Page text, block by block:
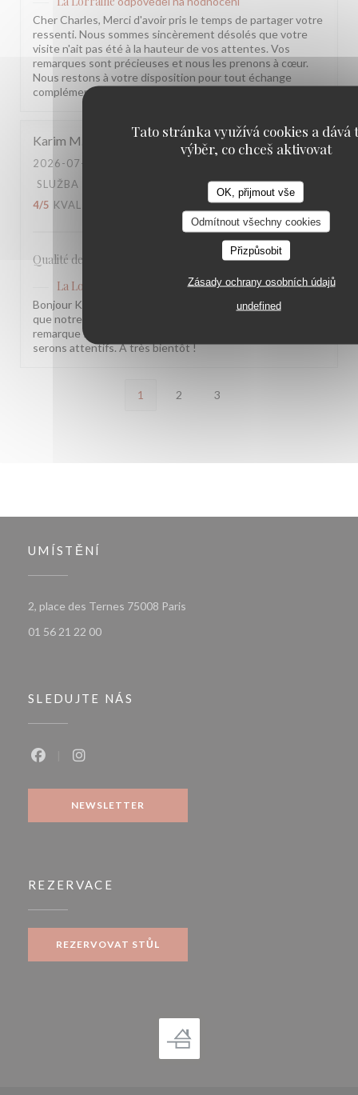
Tato stránka využívá cookies a dává
výběr, co chceš aktivovat
OK, přijmout vše
Odmítnout všechny cookies
Přizpůsobit
Zásady ochrany osobních údajů
undefined
Cher Charles, Merci d'avoir pris le temps de partager votre
ressenti. Nous sommes sincèrement désolés que votre
visite n'ait pas été à la hauteur de vos attentes. Vos
remarques sont précieuses et nous les prenons à cœur.
Nous restons à votre disposition pour tout échange
complémentaire. L'équipe de la Brasserie La Lorraine
Karim M
2026-07-17
SLUŽBA
KUCHYNĚ:
4/5 KVALITA / CENA
Qualité des plats, cadre et amabilité de l’équipe
La Lorraine
odpověděl na hodnocení
Bonjour Karim, Merci pour ce retour ! Nous sommes ravis
que notre équipe et l'ambiance vous aient plu. Votre
remarque sur le rapport qualité-prix est notée, nous y
serons attentifs. À très bientôt !
1 2 3
UMÍSTĚNÍ
2, place des Ternes 75008 Paris
01 56 21 22 00
SLEDUJTE NÁS
NEWSLETTER
REZERVACE
REZERVOVAT STŮL